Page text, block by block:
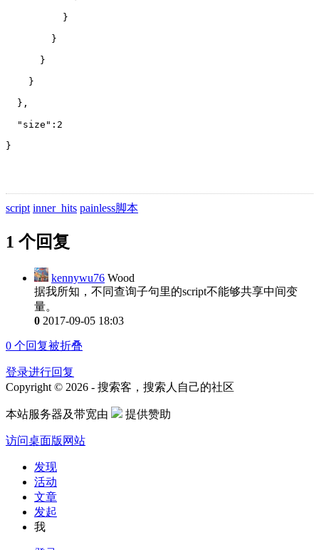
}
}
}
}
},
"size":2
}
script inner_hits painless脚本
1 个回复
kennywu76 Wood
据我所知，不同查询子句里的script不能够共享中间变
量。
0 2017-09-05 18:03
0 个回复被折叠
登录进行回复
Copyright © 2026 - 搜索客，搜索人自己的社区
本站服务器及带宽由 提供赞助
访问桌面版网站
发现
活动
文章
发起
我